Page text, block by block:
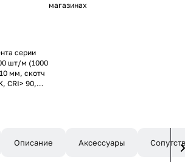
серии
шт/м (1000
мм, скотч
CRI> 90,
Вт/м (100
магазинах
Описание Аксессуары